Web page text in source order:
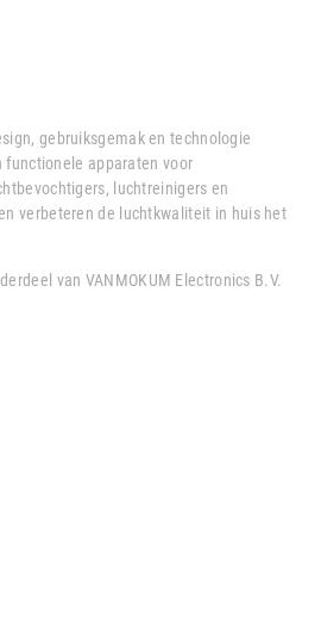
gebruiksgemak en technologie
apparaten voor
luchtreinigers en
verbeteren de luchtkwaliteit in huis het
van VANMOKUM Electronics B.V.